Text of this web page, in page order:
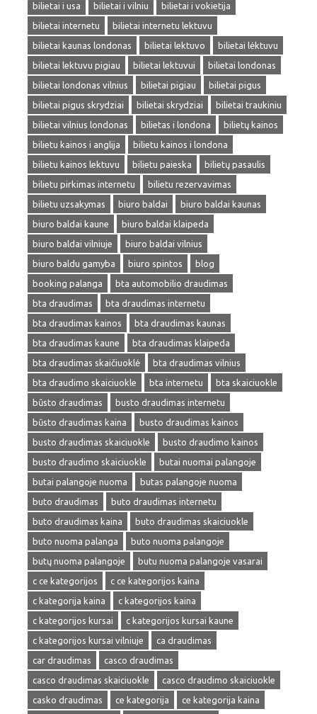
bilietai i usa
bilietai i vilniu
bilietai i vokietija
bilietai internetu
bilietai internetu lektuvu
bilietai kaunas londonas
bilietai lektuvo
bilietai lėktuvu
bilietai lektuvu pigiau
bilietai lektuvui
bilietai londonas
bilietai londonas vilnius
bilietai pigiau
bilietai pigus
bilietai pigus skrydziai
bilietai skrydziai
bilietai traukiniu
bilietai vilnius londonas
bilietas i londona
bilietų kainos
bilietu kainos i anglija
bilietu kainos i londona
bilietu kainos lektuvu
bilietu paieska
bilietų pasaulis
bilietu pirkimas internetu
bilietu rezervavimas
bilietu uzsakymas
biuro baldai
biuro baldai kaunas
biuro baldai kaune
biuro baldai klaipeda
biuro baldai vilniuje
biuro baldai vilnius
biuro baldu gamyba
biuro spintos
blog
booking palanga
bta automobilio draudimas
bta draudimas
bta draudimas internetu
bta draudimas kainos
bta draudimas kaunas
bta draudimas kaune
bta draudimas klaipeda
bta draudimas skaičiuoklė
bta draudimas vilnius
bta draudimo skaiciuokle
bta internetu
bta skaiciuokle
būsto draudimas
busto draudimas internetu
būsto draudimas kaina
busto draudimas kainos
busto draudimas skaiciuokle
busto draudimo kainos
busto draudimo skaiciuokle
butai nuomai palangoje
butai palangoje nuoma
butas palangoje nuoma
buto draudimas
buto draudimas internetu
buto draudimas kaina
buto draudimas skaiciuokle
buto nuoma palanga
buto nuoma palangoje
butų nuoma palangoje
butu nuoma palangoje vasarai
c ce kategorijos
c ce kategorijos kaina
c kategorija kaina
c kategorijos kaina
c kategorijos kursai
c kategorijos kursai kaune
c kategorijos kursai vilniuje
ca draudimas
car draudimas
casco draudimas
casco draudimas skaiciuokle
casco draudimo skaiciuokle
casko draudimas
ce kategorija
ce kategorija kaina